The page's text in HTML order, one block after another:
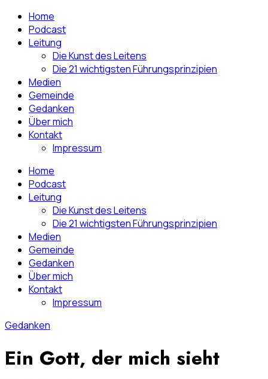
Home
Podcast
Leitung
Die Kunst des Leitens
Die 21 wichtigsten Führungsprinzipien
Medien
Gemeinde
Gedanken
Über mich
Kontakt
Impressum
Home
Podcast
Leitung
Die Kunst des Leitens
Die 21 wichtigsten Führungsprinzipien
Medien
Gemeinde
Gedanken
Über mich
Kontakt
Impressum
Gedanken
Ein Gott, der mich sieht